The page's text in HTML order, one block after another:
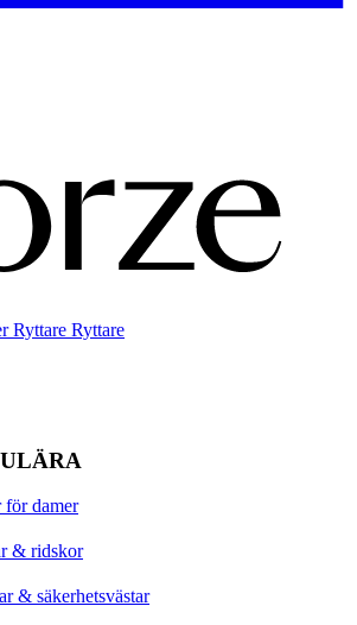
Ryttare Ryttare
damer
& ridskor
& säkerhetsvästar